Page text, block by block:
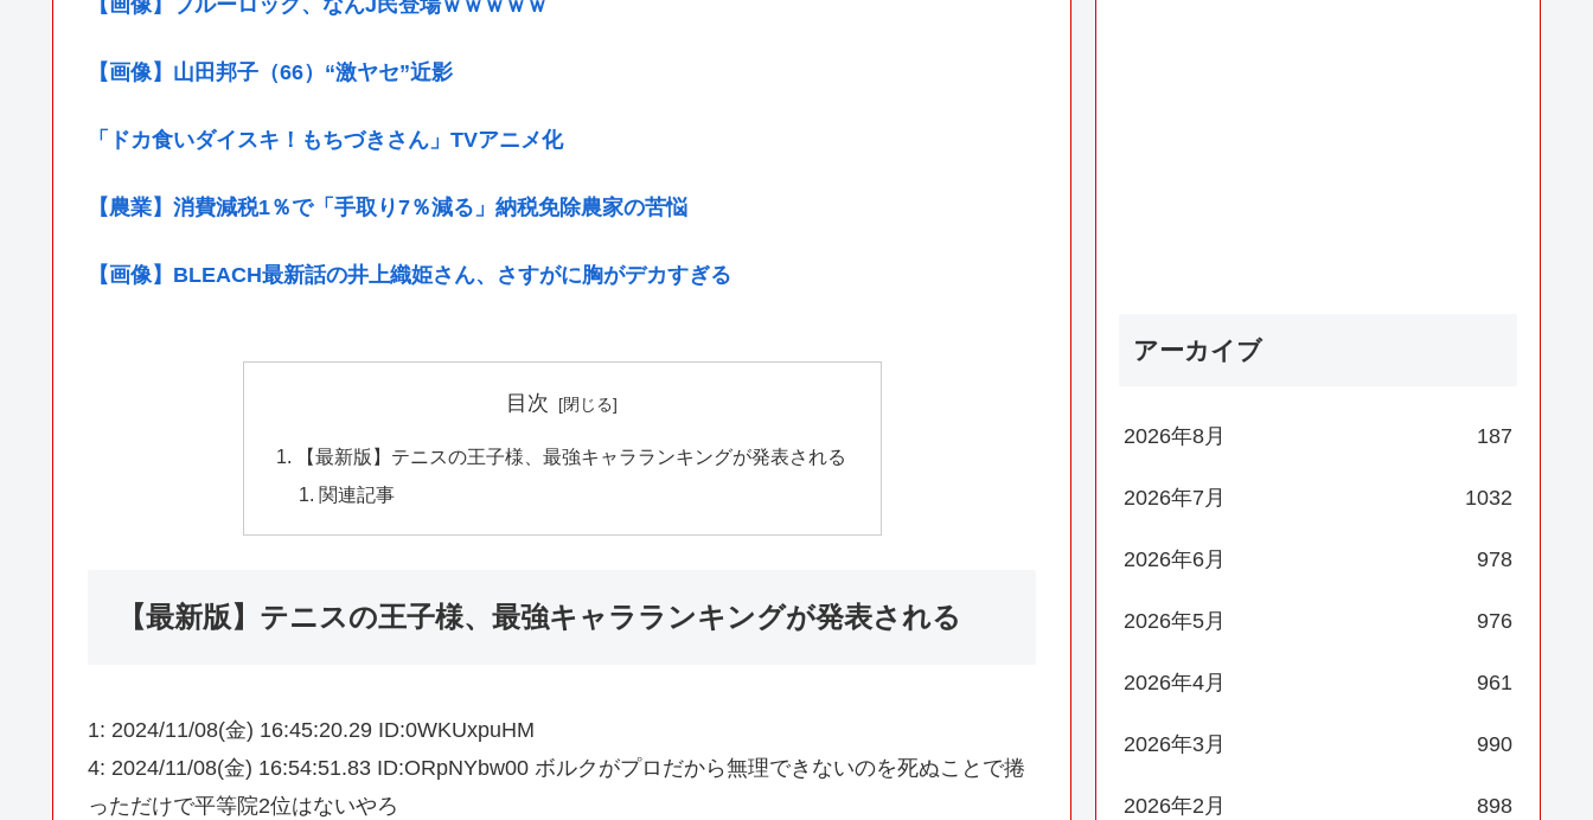
【画像】山田邦子（66）“激ヤセ”近影
「ドカ食いダイスキ！もちづきさん」TVアニメ化
【農業】消費減税1％で「手取り7％減る」納税免除農家の苦悩
【画像】BLEACH最新話の井上織姫さん、さすがに胸がデカすぎる
目次
【最新版】テニスの王子様、最強キャラランキングが発表される
関連記事
【最新版】テニスの王子様、最強キャラランキングが発表される
1: 2024/11/08(金) 16:45:20.29 ID:0WKUxpuHM
4: 2024/11/08(金) 16:54:51.83 ID:ORpNYbw00 ボルクがプロだから無理できないのを死ぬことで捲
っただけで平等院2位はないやろ
アーカイブ
2026年8月 187
2026年7月 1032
2026年6月 978
2026年5月 976
2026年4月 961
2026年3月 990
2026年2月 898